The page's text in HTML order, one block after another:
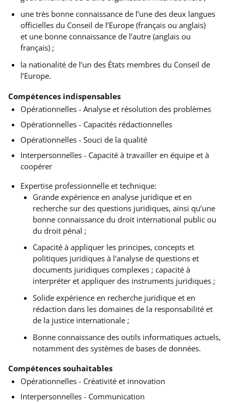
une très bonne connaissance de l’une des deux langues
officielles du Conseil de l’Europe (français ou anglais)
et une bonne connaissance de l’autre (anglais ou
français) ;
la nationalité de l’un des États membres du Conseil de
l’Europe.
Compétences indispensables
Opérationnelles - Analyse et résolution des problèmes
Opérationnelles - Capacités rédactionnelles
Opérationnelles - Souci de la qualité
Interpersonnelles - Capacité à travailler en équipe et à
coopérer
Expertise professionnelle et technique:
Grande expérience en analyse juridique et en
recherche sur des questions juridiques, ainsi qu’une
bonne connaissance du droit international public ou
du droit pénal ;
Capacité à appliquer les principes, concepts et
politiques juridiques à l'analyse de questions et
documents juridiques complexes ; capacité à
interpréter et appliquer des instruments juridiques ;
Solide expérience en recherche juridique et en
rédaction dans les domaines de la responsabilité et
de la justice internationale ;
Bonne connaissance des outils informatiques actuels,
notamment des systèmes de bases de données.
Compétences souhaitables
Opérationnelles - Créativité et innovation
Interpersonnelles - Communication